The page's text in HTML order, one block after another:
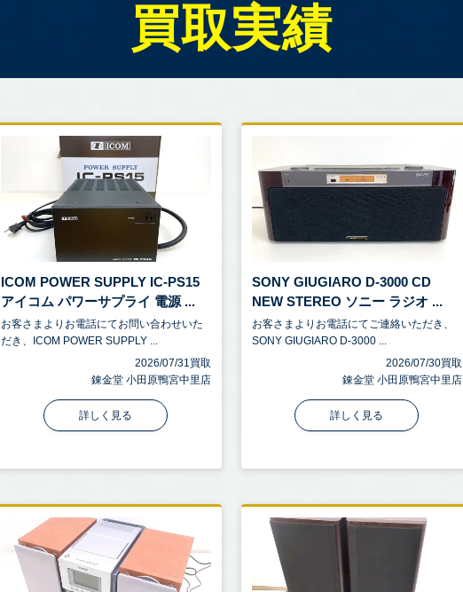
買取実績
ICOM POWER SUPPLY IC-PS15
アイコム パワーサプライ 電源 ...
お客さまよりお電話にてお問い合わせいた
だき、ICOM POWER SUPPLY ...
2026/07/31買取
錬金堂 小田原鴨宮中里店
詳しく見る
SONY GIUGIARO D-3000 CD
NEW STEREO ソニー ラジオ ...
お客さまよりお電話にてご連絡いただき、
SONY GIUGIARO D-3000 ...
2026/07/30買取
錬金堂 小田原鴨宮中里店
詳しく見る